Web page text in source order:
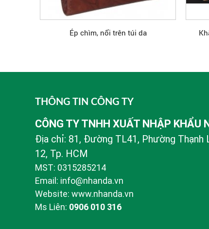
Ép chìm, nổi trên túi da
THÔNG TIN CÔNG TY
CÔNG TY TNHH XUẤT NHẬP KHẨU
Địa chỉ: 81, Đường TL41, Phường Thạnh
12, Tp. HCM
MST: 0315285214
Email: info@nhanda.vn
Website: www.nhanda.vn
Ms Liên: 0906 010 316